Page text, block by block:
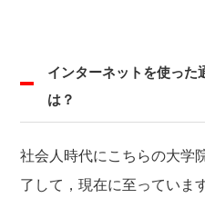
インターネットを使っ
は？
社会人時代にこちらの大学
了して，現在に至っていま